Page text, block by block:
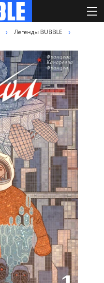
Легенды BUBBLE